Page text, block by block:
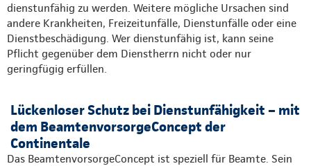
dienstunfähig zu werden. Weitere mögliche Ursachen sind
andere Krankheiten, Freizeitunfälle, Dienstunfälle oder eine
Dienstbeschädigung. Wer dienstunfähig ist, kann seine
Pflicht gegenüber dem Dienstherrn nicht oder nur
geringfügig erfüllen.
Lückenloser Schutz bei Dienstunfähigkeit – mit
dem BeamtenvorsorgeConcept der
Continentale
Das BeamtenvorsorgeConcept ist speziell für Beamte. Sein